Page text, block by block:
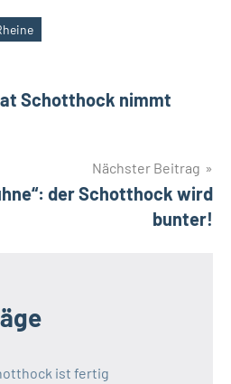
Schotthock nimmt
Nächster Beitrag
der Schotthock wird
bunter!
ist fertig